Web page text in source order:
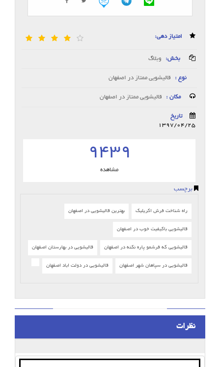
امتیاز دهی:
بخش: وبلاگ
نوع : قالیشویی ممتاز در اصفهان
مکان : قالیشویی ممتاز در اصفهان
تاریخ
1397/04/25
9439
مشاهده
برچسب
راه شناخت فرش اکریلیک بهترین قالیشویی در اصفهان
قالیشویی باکیفیت خوب در اصفهان
قالیشویی که فرشمو پاره نکنه در اصفهان قالیشویی در بهارستان اصفهان
قالیشویی در سپاهان شهر اصفهان قالیشویی در دولت اباد اصفهان
نظرات